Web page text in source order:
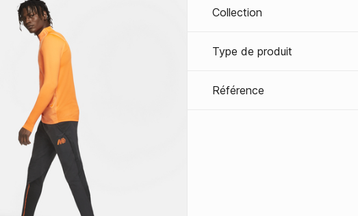
Collection
Type de produit
Référence